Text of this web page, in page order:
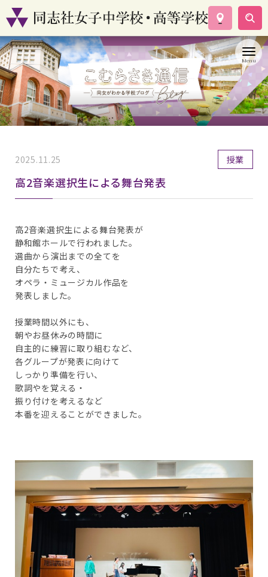
学校案内
コース紹介
学校生活
入試情報
資料請求
2025.11.25 授業
高2音楽選択生による舞台発表
高2音楽選択生による舞台発表が
静和館ホールで行われました。
選曲から演出までの全てを
自分たちで考え、
オペラ・ミュージカル作品を
発表しました。
授業時間以外にも、
朝やお昼休みの時間に
自主的に練習に取り組むなど、
各グループが発表に向けて
しっかり準備を行い、
歌詞やを覚える・
振り付けを考えるなど
本番を迎えることができました。